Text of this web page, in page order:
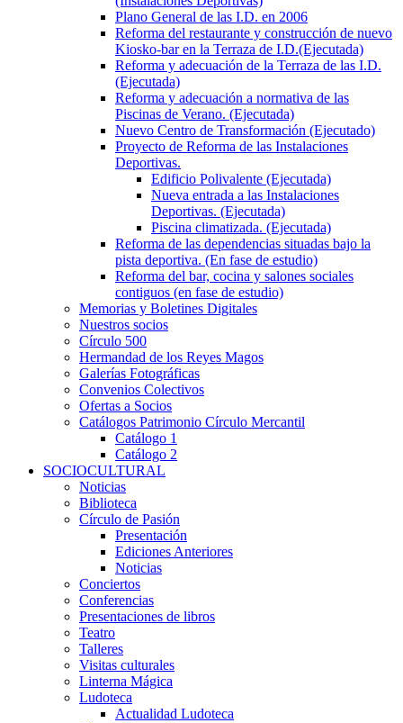
Plano General de las I.D. en 2006
Reforma del restaurante y construcción de nuevo
Kiosko-bar en la Terraza de I.D.(Ejecutada)
Reforma y adecuación de la Terraza de las I.D.
(Ejecutada)
Reforma y adecuación a normativa de las
Piscinas de Verano. (Ejecutada)
Nuevo Centro de Transformación (Ejecutado)
Proyecto de Reforma de las Instalaciones
Deportivas.
Edificio Polivalente (Ejecutada)
Nueva entrada a las Instalaciones
Deportivas. (Ejecutada)
Piscina climatizada. (Ejecutada)
Reforma de las dependencias situadas bajo la
pista deportiva. (En fase de estudio)
Reforma del bar, cocina y salones sociales
contiguos (en fase de estudio)
Memorias y Boletines Digitales
Nuestros socios
Círculo 500
Hermandad de los Reyes Magos
Galerías Fotográficas
Convenios Colectivos
Ofertas a Socios
Catálogos Patrimonio Círculo Mercantil
Catálogo 1
Catálogo 2
SOCIOCULTURAL
Noticias
Biblioteca
Círculo de Pasión
Presentación
Ediciones Anteriores
Noticias
Conciertos
Conferencias
Presentaciones de libros
Teatro
Talleres
Visitas culturales
Linterna Mágica
Ludoteca
Actualidad Ludoteca